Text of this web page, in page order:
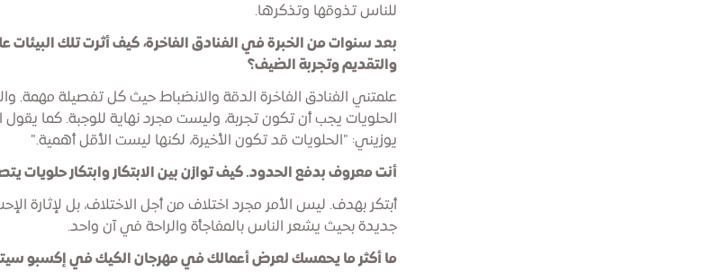
للناس تذوقها وتذكرها.
بعد سنوات من الخبرة في الفنادق الفاخرة، كيف أثرت تلك
والتقديم وتجربة الضيف؟
علمتني الفنادق الفاخرة الدقة والانضباط حيث كل تفصيلة مهمة.
الحلويات يجب أن تكون تجربة، وليست مجرد نهاية للوجبة. كما
يوزيني: "الحلويات قد تكون الأخيرة، لكنها ليست الأقل أهمية."
أنت معروف بدفع الحدود. كيف توازن بين الابتكار وابتكار حلويات
أبتكر بهدف. ليس الأمر مجرد اختلاف من أجل الاختلاف، بل لإثارة
جديدة بحيث يشعر الناس بالمفاجأة والراحة في آن واحد.
ما أكثر ما يحمسك لعرض أعمالك في مهرجان الكيك في إكسبو